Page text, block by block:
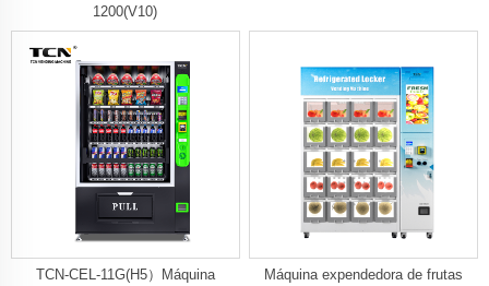
1200(V10)
TCN-CEL-11G(H5）Máquina
Máquina expendedora de frutas